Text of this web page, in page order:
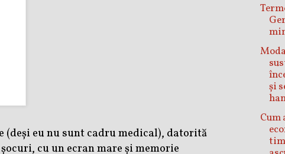
eu nu sunt cadru medical), datorită
cu un ecran mare și memorie
și
Cum